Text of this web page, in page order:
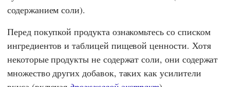
содержанием соли).
Перед покупкой продукта ознакомьтесь со списком
ингредиентов и таблицей пищевой ценности. Хотя
некоторые продукты не содержат соли, они содержат
множество других добавок, таких как усилители